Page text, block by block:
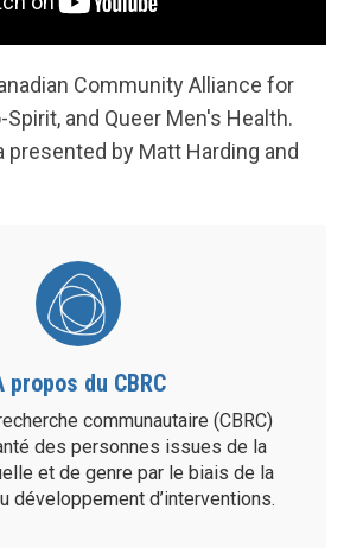
Community Alliance for
Spirit, and Queer Men's Health.
presented by Matt Harding and
propos du CBRC
communautaire (CBRC)
des personnes issues de la
et de genre par le biais de la
développement d’interventions.